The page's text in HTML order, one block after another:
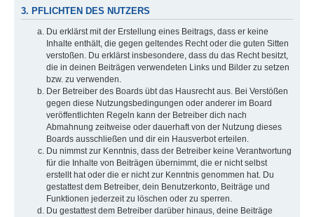
3. PFLICHTEN DES NUTZERS
Du erklärst mit der Erstellung eines Beitrags, dass er keine
Inhalte enthält, die gegen geltendes Recht oder die guten Sitten
verstoßen. Du erklärst insbesondere, dass du das Recht besitzt,
die in deinen Beiträgen verwendeten Links und Bilder zu setzen
bzw. zu verwenden.
Der Betreiber des Boards übt das Hausrecht aus. Bei Verstößen
gegen diese Nutzungsbedingungen oder anderer im Board
veröffentlichten Regeln kann der Betreiber dich nach
Abmahnung zeitweise oder dauerhaft von der Nutzung dieses
Boards ausschließen und dir ein Hausverbot erteilen.
Du nimmst zur Kenntnis, dass der Betreiber keine Verantwortung
für die Inhalte von Beiträgen übernimmt, die er nicht selbst
erstellt hat oder die er nicht zur Kenntnis genommen hat. Du
gestattest dem Betreiber, dein Benutzerkonto, Beiträge und
Funktionen jederzeit zu löschen oder zu sperren.
Du gestattest dem Betreiber darüber hinaus, deine Beiträge